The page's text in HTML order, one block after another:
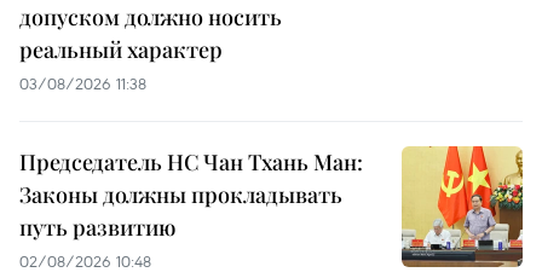
допуском должно носить
реальный характер
03/08/2026 11:38
Председатель НС Чан Тхань Ман:
Законы должны прокладывать
путь развитию
02/08/2026 10:48